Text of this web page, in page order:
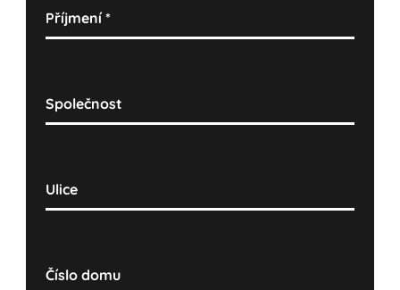
Příjmení*
Společnost
Ulice
Číslo domu